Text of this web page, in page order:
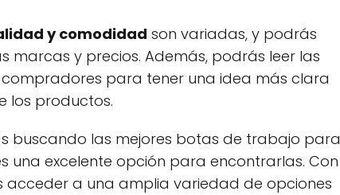
y comodidad son variadas, y podrás
marcas y precios. Además, podrás leer las
para tener una idea más clara
los productos.
buscando las mejores botas de trabajo para
una excelente opción para encontrarlas. Con
acceder a una amplia variedad de opciones